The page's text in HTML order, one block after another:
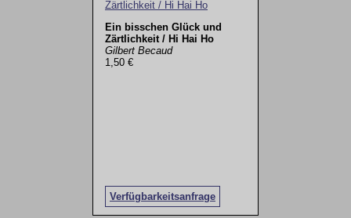
Ein bisschen Glück und
Zärtlichkeit / Hi Hai Ho
Gilbert Becaud
1,50 €
Verfügbarkeitsanfrage